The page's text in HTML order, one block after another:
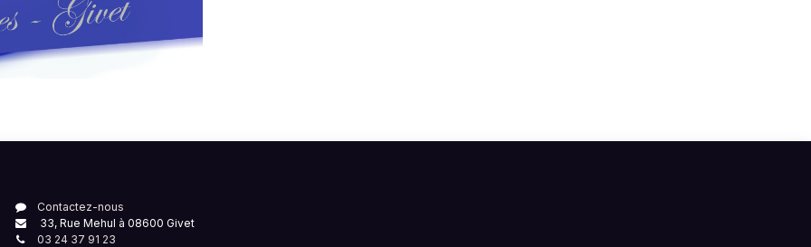
Contactez-nous
33, Rue Mehul à 08600 Givet
03 24 37 91 23